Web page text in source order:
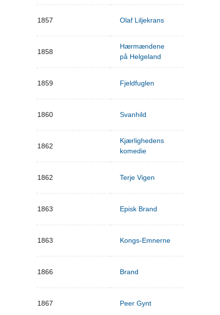
1857 Olaf Liljekrans
1858
Hærmændene
på Helgeland
1859 Fjeldfuglen
1860 Svanhild
1862
Kjærlighedens
komedie
1862 Terje Vigen
1863 Episk Brand
1863 Kongs-Emnerne
1866 Brand
1867 Peer Gynt